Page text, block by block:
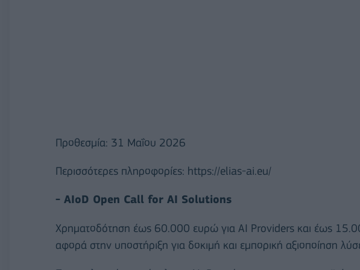
Προθεσμία: 31 Μαΐου 2026
Περισσότερες πληροφορίες: https://elias-ai.eu/
- AIoD Open Call for AI Solutions
Χρηματοδότηση έως 60.000 ευρώ για AI Providers και έως
αφορά στην υποστήριξη για δοκιμή και εμπορική αξιοποίηση